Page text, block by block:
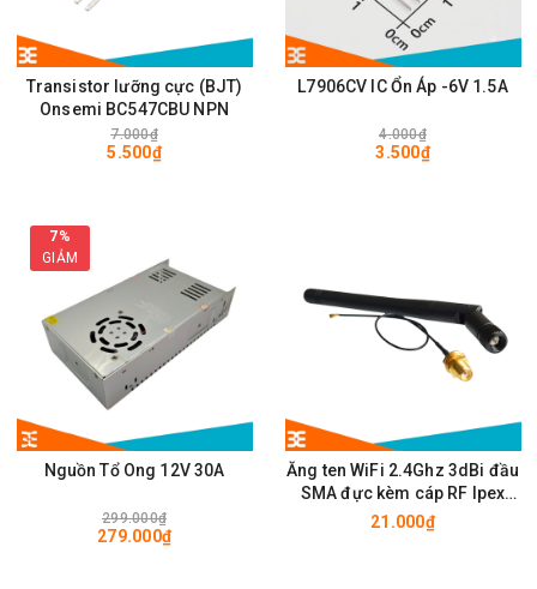
Transistor lưỡng cực (BJT)
Onsemi BC547CBU NPN
7.000₫
5.500₫
L7906CV IC Ổn Áp -6V 1.5A
4.000₫
3.500₫
7%
GIẢM
Nguồn Tổ Ong 12V 30A
299.000₫
279.000₫
Ăng ten WiFi 2.4Ghz 3dBi đầu
SMA đực kèm cáp RF Ipex
10cm
21.000₫